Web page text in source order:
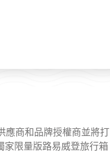
應商和品牌授權商並將打
家限量版路易威登旅行箱